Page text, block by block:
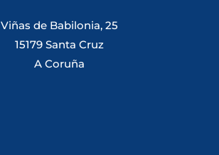
Viñas de Babilonia, 25
15179 Santa Cruz
A Coruña